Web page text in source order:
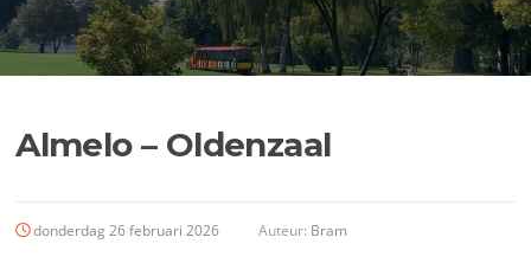
Almelo – Oldenzaal
donderdag 26 februari 2026 Auteur: Bram